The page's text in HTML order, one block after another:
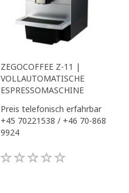
ZEGOCOFFEE Z-11 |
VOLLAUTOMATISCHE
ESPRESSOMASCHINE
Preis telefonisch erfahrbar
+45 70221538 / +46 70-868
9924